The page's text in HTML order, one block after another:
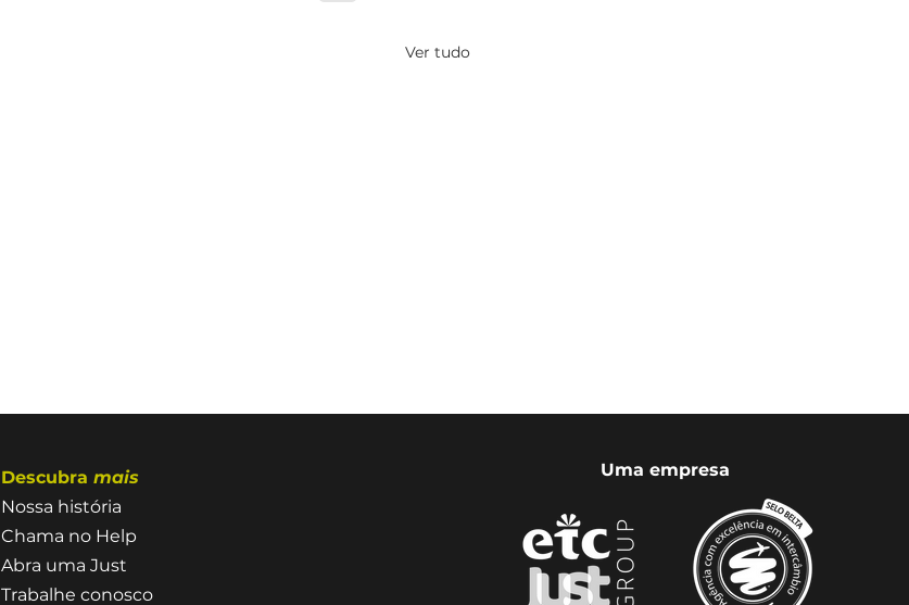
Ver tudo
Descubra mais
Nossa história
Chama no Help
Abra uma Just
Trabalhe conosco
Uma empresa